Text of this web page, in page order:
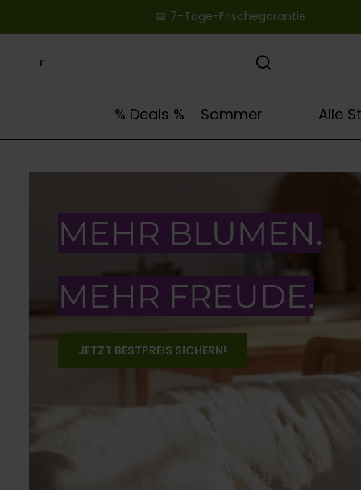
Zur Hauptnavigation springen
📅 7-Tage-Frischegarantie
% Deals % Sommer Alle
MEHR BLUMEN.
MEHR FREUDE.
JETZT BESTPREIS SICHERN!